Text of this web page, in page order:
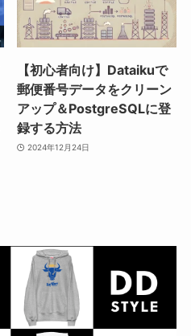
【初心者向け】Dataikuで
郵便番号データをクリーン
アップ＆PostgreSQLに登
録する方法
2024年12月24日